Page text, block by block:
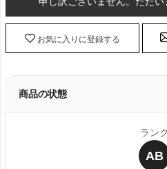
お気に入りに登録する
商品の状態
ランク
AB